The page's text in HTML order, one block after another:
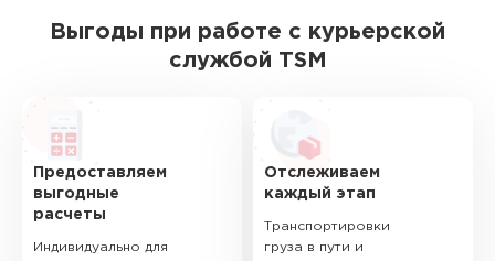
Выгоды при работе с курьерской
службой TSM
Предоставляем
выгодные
расчеты
Индивидуально для
Отслеживаем
каждый этап
Транспортировки
груза в пути и